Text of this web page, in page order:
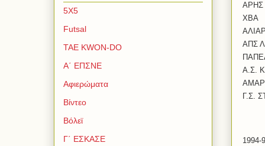
ΑΡΗΣ
ΧΒΑ
ΑΠΣ
Α.Σ.
Γ.Σ.
1994-
5Χ5
Futsal
TAE KWON-DO
Α΄ ΕΠΣΝΕ
Αφιερώματα
Βίντεο
Βόλεϊ
Γ΄ ΕΣΚΑΣΕ